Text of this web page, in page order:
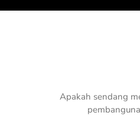
Apakah sendang